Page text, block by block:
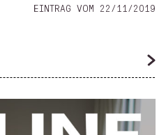
EINTRAG VOM 22/11/2019